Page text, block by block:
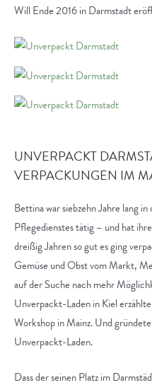
Will Ende 2016 in Darmstadt
UNVERPACKT
VERPACKUNGEN IM
Bettina war siebzehn Jahre lang
Pflegedienstes tätig – und hat
dreißig Jahren so gut es ging
Gemüse und Obst vom Markt,
auf der Suche nach mehr
Unverpackt-Laden in Kiel
Workshop in Mainz. Und
Unverpackt-Laden.
Dass der seinen Platz im